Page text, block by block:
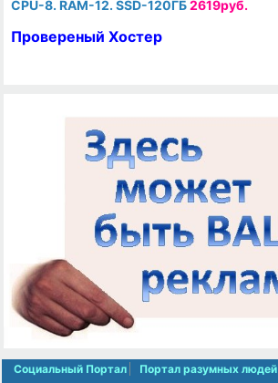
CPU-8. RAM-12. SSD-120ГБ2619руб.
Провереный Хостер
Социальный Портал Портал разумных людей